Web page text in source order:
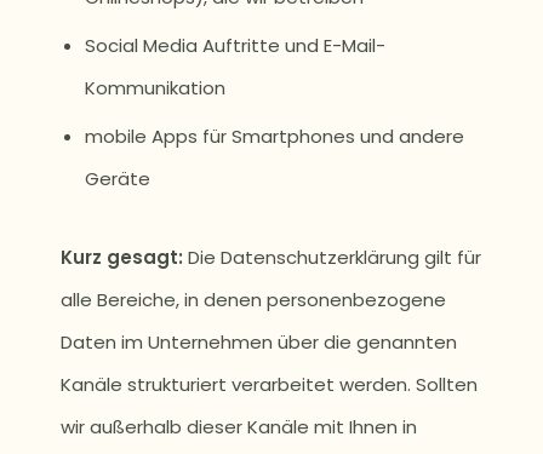
Social Media Auftritte und E-Mail-
Kommunikation
mobile Apps für Smartphones und andere
Geräte
Kurz gesagt: Die Datenschutzerklärung gilt für
alle Bereiche, in denen personenbezogene
Daten im Unternehmen über die genannten
Kanäle strukturiert verarbeitet werden. Sollten
wir außerhalb dieser Kanäle mit Ihnen in